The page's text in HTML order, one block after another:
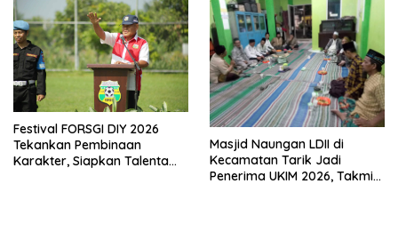
Festival FORSGI DIY 2026
Tekankan Pembinaan
Karakter, Siapkan Talenta
Masjid Naungan LDII di
Kecamatan Tarik Jadi
Penerima UKIM 2026, Takmir